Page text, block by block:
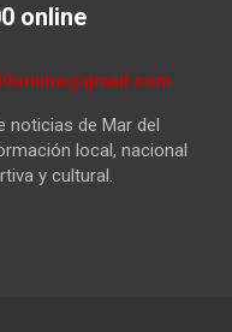
online
noticias de Mar del
local, nacional
y cultural.